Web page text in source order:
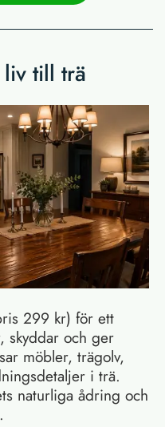
liv till trä
299 kr) för ett
skyddar och ger
möbler, trägolv,
i trä.
naturliga ådring och